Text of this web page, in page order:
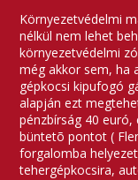
Környezetvédelmi
nélkül nem lehet
környezetvédelmi
még akkor sem, ha
gépkocsi kipufogó
alapján ezt
pénzbírság 40
büntetõ pontot (
forgalomba
tehergépkocsira,